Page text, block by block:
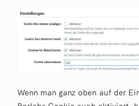
Wenn man ganz oben auf der